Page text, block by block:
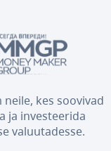
kes soovivad
ja investeerida
valuutadesse.